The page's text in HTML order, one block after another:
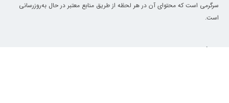
سرگرمی است که محتوای آن در هر لحظه از طریق منابع معتبر در حال به‌روزرسانی
است.
معرفی